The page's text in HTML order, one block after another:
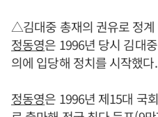
△김대중 총재의 권유로 정계
정동영은 1996년 당시 김대
의에 입당해 정치를 시작했다.
정동영은 1996년 제15대 국